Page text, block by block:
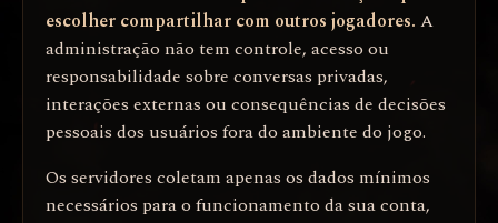
escolher compartilhar com outros jogadores. A
administração não tem controle, acesso ou
responsabilidade sobre conversas privadas,
interações externas ou consequências de decisões
pessoais dos usuários fora do ambiente do jogo.
Os servidores coletam apenas os dados mínimos
necessários para o funcionamento da sua conta,